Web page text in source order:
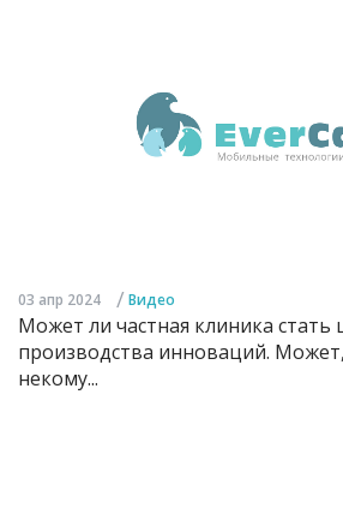
03 апр 2024 / Видео
Может ли частная клиника стать
производства инноваций.
некому...